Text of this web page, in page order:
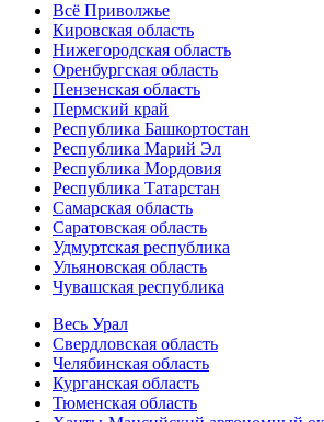
Всё Приволжье
Кировская область
Нижегородская область
Оренбургская область
Пензенская область
Пермский край
Республика Башкортостан
Республика Марий Эл
Республика Мордовия
Республика Татарстан
Самарская область
Саратовская область
Удмуртская республика
Ульяновская область
Чувашская республика
Весь Урал
Свердловская область
Челябинская область
Курганская область
Тюменская область